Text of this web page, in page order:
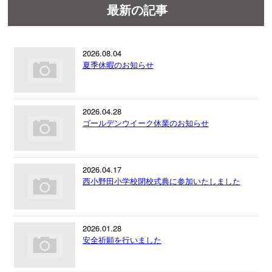
最新の記事
2026.08.04
夏季休暇のお知らせ
2026.04.28
ゴールデンウイーク休業のお知らせ
2026.04.17
西小野田小学校閉校式典に参加いたしました
2026.01.28
安全祈願を行いました